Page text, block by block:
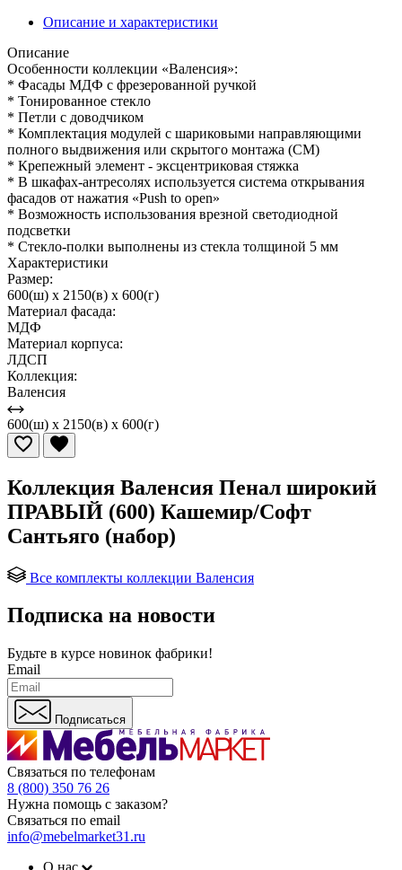
Описание и характеристики
Описание
Особенности коллекции «Валенсия»:
* Фасады МДФ с фрезерованной ручкой
* Тонированное стекло
* Петли с доводчиком
* Комплектация модулей с шариковыми направляющими
полного выдвижения или скрытого монтажа (СМ)
* Крепежный элемент - эксцентриковая стяжка
* В шкафах-антресолях используется система открывания
фасадов от нажатия «Push to open»
* Возможность использования врезной светодиодной
подсветки
* Стекло-полки выполнены из стекла толщиной 5 мм
Характеристики
Размер:
600(ш) x 2150(в) x 600(г)
Материал фасада:
МДФ
Материал корпуса:
ЛДСП
Коллекция:
Валенсия
600(ш) x 2150(в) x 600(г)
Коллекция Валенсия Пенал широкий
ПРАВЫЙ (600) Кашемир/Софт
Сантьяго (набор)
Все комплекты коллекции Валенсия
Подписка на новости
Будьте в курсе новинок фабрики!
Email
Подписаться
Связаться по телефонам
8 (800) 350 76 26
Нужна помощь с заказом?
Связаться по email
info@mebelmarket31.ru